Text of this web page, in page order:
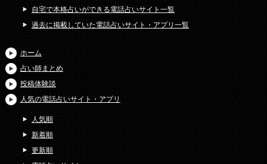
自宅で本格占いができる電話占いサイト一覧
過去に掲載していた電話占いサイト・アプリ一覧
ホーム
占い師まとめ
投稿体験談
人気の電話占いサイト・アプリ
人気順
新着順
更新順